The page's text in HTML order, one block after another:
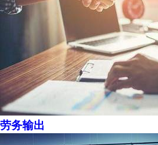
劳务输出